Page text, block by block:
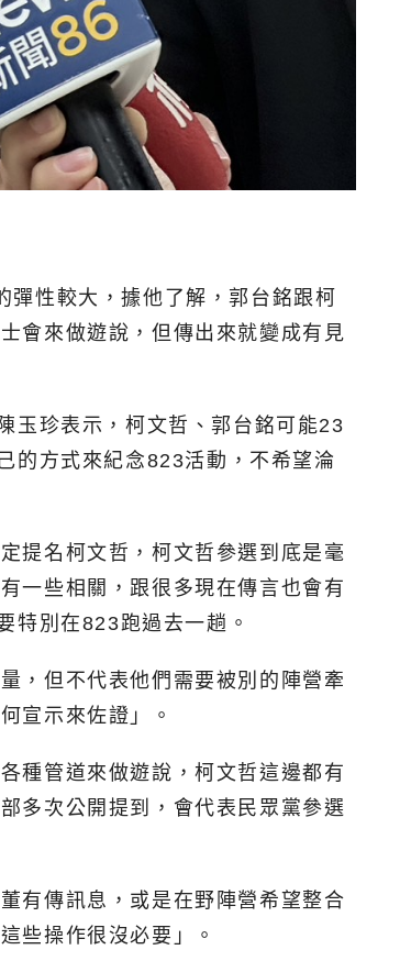
彈性較大，據他了解，郭台銘跟柯
會來做遊說，但傳出來就變成有見
玉珍表示，柯文哲、郭台銘可能23
的方式來紀念823活動，不希望淪
提名柯文哲，柯文哲參選到底是毫
一些相關，跟很多現在傳言也會有
特別在823跑過去一趟。
，但不代表他們需要被別的陣營牽
宣示來佐證」。
種管道來做遊說，柯文哲這邊都有
多次公開提到，會代表民眾黨參選
有傳訊息，或是在野陣營希望整合
些操作很沒必要」。